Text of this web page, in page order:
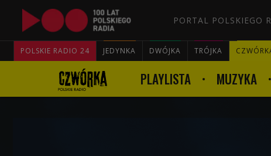
PORTAL POLSKIEGO
POLSKIE RADIO 24 JEDYNKA DWÓJKA TRÓJKA
PLAYLISTA MUZYKA